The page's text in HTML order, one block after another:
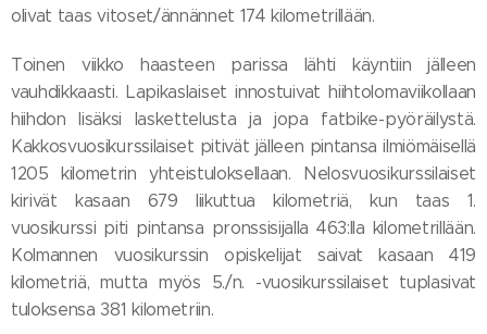
olivat taas vitoset/ännännet 174 kilometrillään.
Toinen viikko haasteen parissa lähti käyntiin jälleen
vauhdikkaasti. Lapikaslaiset innostuivat hiihtolomaviikollaan
hiihdon lisäksi laskettelusta ja jopa fatbike-pyöräilystä.
Kakkosvuosikurssilaiset pitivät jälleen pintansa ilmiömäisellä
1205 kilometrin yhteistuloksellaan. Nelosvuosikurssilaiset
kirivät kasaan 679 liikuttua kilometriä, kun taas 1.
vuosikurssi piti pintansa pronssisijalla 463:lla kilometrillään.
Kolmannen vuosikurssin opiskelijat saivat kasaan 419
kilometriä, mutta myös 5./n. -vuosikurssilaiset tuplasivat
tuloksensa 381 kilometriin.